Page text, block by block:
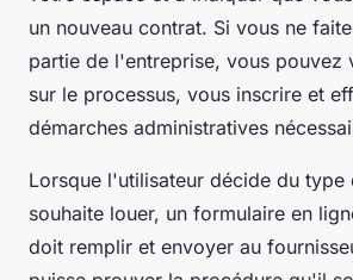
un nouveau contrat. Si vous ne
partie de l'entreprise, vous pouvez
sur le processus, vous inscrire et
démarches administratives
Lorsque l'utilisateur décide du
souhaite louer, un formulaire en
doit remplir et envoyer au